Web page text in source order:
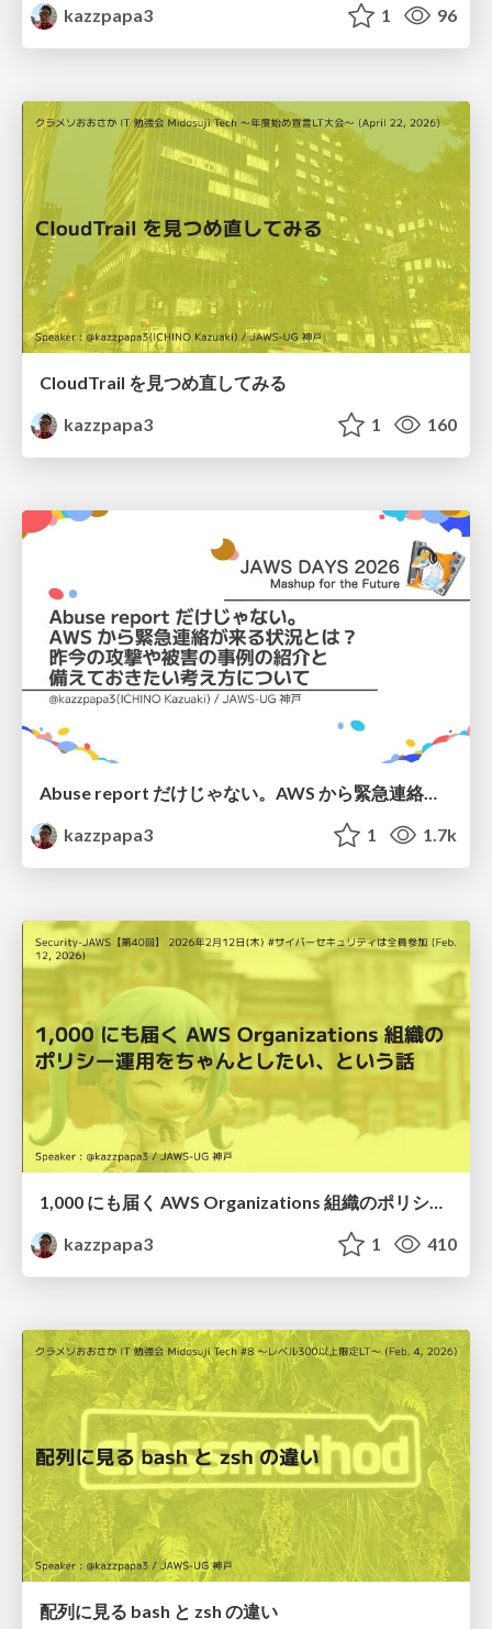
kazzpapa3 1 96
CloudTrail を見つめ直してみる
kazzpapa3
1 160
kazzpapa3
1 1.7k
1,000 にも届く AWS Organizations 組織のポリシー運用をちゃんとしたい、という話
kazzpapa3
1 410
配列に見る bash と zsh の違い